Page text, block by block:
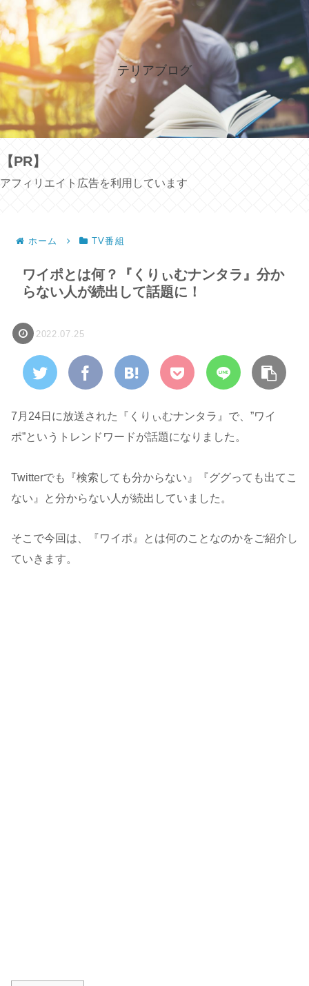
テリアブログ
【PR】
アフィリエイト広告を利用しています
ホーム TV番組
ワイポとは何？『くりぃむナンタラ』分か
らない人が続出して話題に！
2022.07.25
7月24日に放送された『くりぃむナンタラ』で、”ワイ
ポ”というトレンドワードが話題になりました。
Twitterでも『検索しても分からない』『ググっても出てこ
ない』と分からない人が続出していました。
そこで今回は、『ワイポ』とは何のことなのかをご紹介し
ていきます。